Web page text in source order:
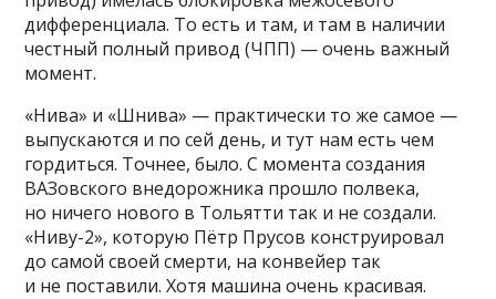
дифференциала. То есть и там, и там в наличии
честный полный привод (ЧПП) — очень важный
момент.
«Нива» и «Шнива» — практически то же самое —
выпускаются и по сей день, и тут нам есть чем
гордиться. Точнее, было. С момента создания
ВАЗовского внедорожника прошло полвека,
но ничего нового в Тольятти так и не создали.
«Ниву-2», которую Пётр Прусов конструировал
до самой своей смерти, на конвейер так
и не поставили. Хотя машина очень красивая.